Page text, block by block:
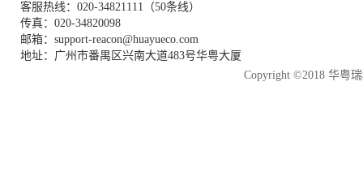
客服热线：020-34821111（50条线）
传真：020-34820098
邮箱：support-reacon@huayueco.com
地址：广州市番禺区兴南大道483号华粤大厦
Copyright ©2018 华粤